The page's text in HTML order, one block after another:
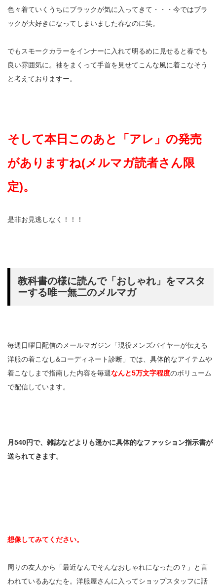
色々着ていくうちにブラックが気に入ってきて・・・今ではブラ
ックが大好きになってしまいました春なのに笑。
でもスモークカラーをインナーに入れて明るめに見せると春でも
良い雰囲気に。袖をまくって手首を見せてこんな風に着こなそう
と考えておりますー。
そして本日このあと「アレ」の発売
がありますね(メルマガ読者さん限
定)。
是非お見逃しなく！！！
教科書の様に読んで「おしゃれ」をマスタ
ーする唯一無二のメルマガ
毎週日曜日配信のメールマガジン「現役メンズバイヤーが伝える
洋服の着こなし&コーディネート診断」では、具体的なアイテムや
着こなしまで指南した内容を毎週なんと5万文字程度のボリューム
で配信しています。
月540円で、雑誌などよりも遥かに具体的なファッション指示書が
送られてきます。
想像してみてください。
周りの友人から「最近なんでそんなおしゃれになったの？」と言
われているあなたを。洋服屋さんに入ってショップスタッフに話